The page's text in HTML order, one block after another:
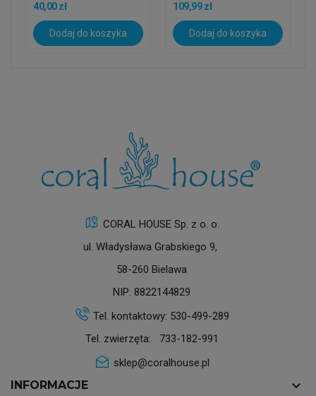
40,00 zł
Dodaj do koszyka
109,99 zł
Dodaj do koszyka
CORAL HOUSE Sp. z o. o.
ul. Władysława Grabskiego 9,
58-260 Bielawa
NIP: 8822144829
Tel. kontaktowy: 530-499-289
Tel. zwierzęta: 733-182-991
sklep@coralhouse.pl
INFORMACJE keyboard_arrow_down